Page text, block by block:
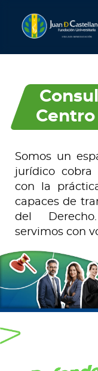
Somos un
jurídico cobra
con la
capaces de
del
servimos con